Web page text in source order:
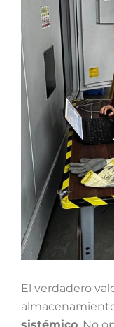
El verdadero
sistémico. No